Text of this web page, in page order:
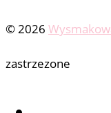
© 2026
zastrzezone